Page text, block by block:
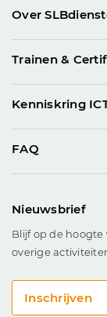
Over
Trainen &
Kenniskring
FAQ
Nieuwsbrief
Blijf op de
overige
Inschrijven